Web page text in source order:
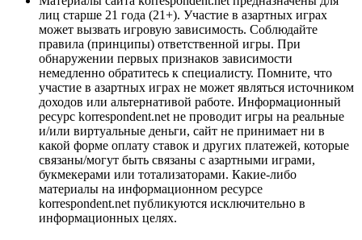
лиц старше 21 года (21+). Участие в азартных играх
может вызвать игровую зависимость. Соблюдайте
правила (принципы) ответственной игры. При
обнаружении первых признаков зависимости
немедленно обратитесь к специалисту. Помните, что
участие в азартных играх не может являться источником
доходов или альтернативой работе. Информационный
ресурс korrespondent.net не проводит игры на реальные
и/или виртуальные деньги, сайт не принимает ни в
какой форме оплату ставок и других платежей, которые
связаны/могут быть связаны с азартными играми,
букмекерами или тотализаторами. Какие-либо
материалы на информационном ресурсе
korrespondent.net публикуются исключительно в
информационных целях.